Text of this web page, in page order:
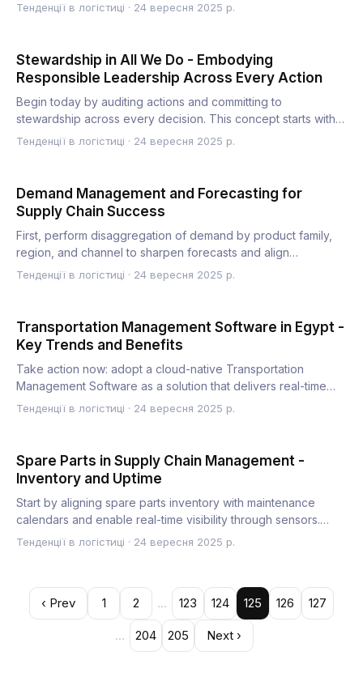
Тенденції в логістиці · 24 вересня 2025 р.
Stewardship in All We Do - Embodying
Responsible Leadership Across Every Action
Begin today by auditing actions and committing to
stewardship across every decision. This concept starts with a
practica…
Тенденції в логістиці · 24 вересня 2025 р.
Demand Management and Forecasting for
Supply Chain Success
First, perform disaggregation of demand by product family,
region, and channel to sharpen forecasts and align
inventory…
Тенденції в логістиці · 24 вересня 2025 р.
Transportation Management Software in Egypt -
Key Trends and Benefits
Take action now: adopt a cloud-native Transportation
Management Software as a solution that delivers real-time
visibilit…
Тенденції в логістиці · 24 вересня 2025 р.
Spare Parts in Supply Chain Management -
Inventory and Uptime
Start by aligning spare parts inventory with maintenance
calendars and enable real-time visibility through sensors.
This…
Тенденції в логістиці · 24 вересня 2025 р.
‹ Prev 1 2 … 123 124 125 126 127
… 204 205 Next ›